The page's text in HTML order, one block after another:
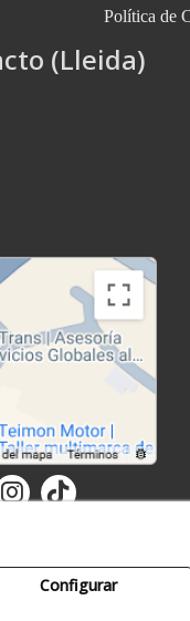
Política de
(Lleida)
Configurar